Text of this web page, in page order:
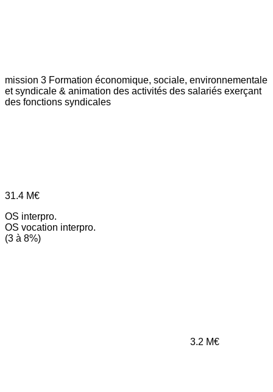
mission 3 Formation économique, sociale, environnementale
et syndicale & animation des activités des salariés exerçant
des fonctions syndicales
31.4 M€
OS interpro.
OS vocation interpro.
(3 à 8%)
3.2 M€